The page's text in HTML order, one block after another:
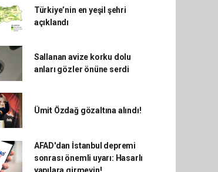
Türkiye’nin en yeşil şehri
açıklandı
Sallanan avize korku dolu
anları gözler önüne serdi
Ümit Özdağ gözaltına alındı!
AFAD'dan İstanbul depremi
sonrası önemli uyarı: Hasarlı